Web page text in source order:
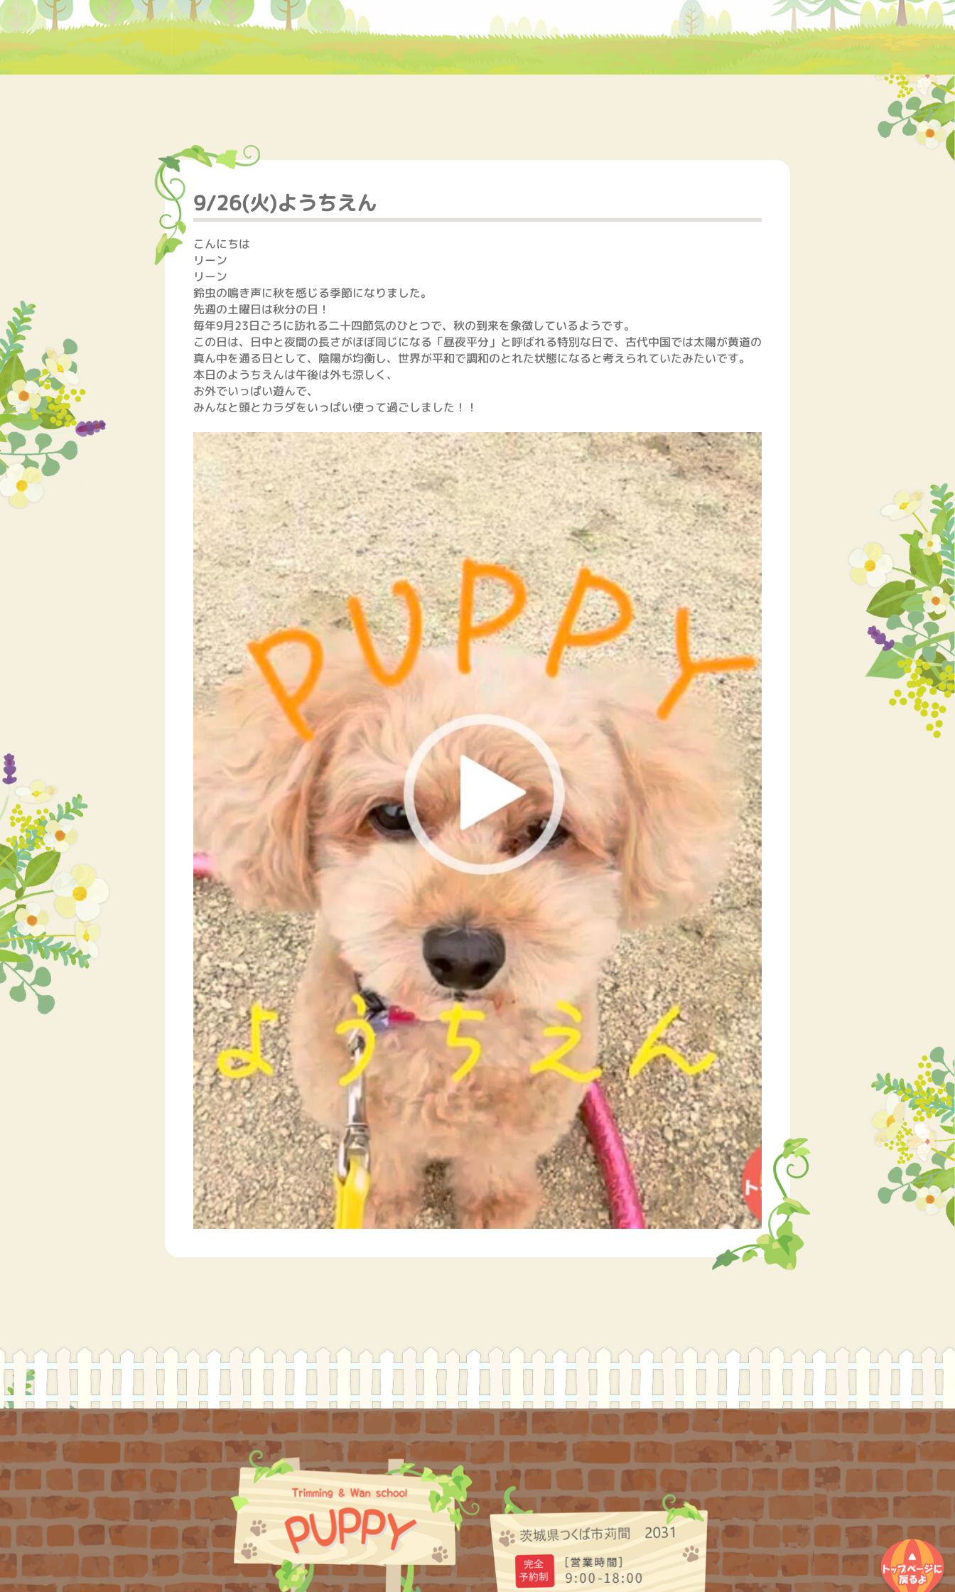
9/26(火)ようちえん
こんにちは
リーン
リーン
鈴虫の鳴き声に秋を感じる季節になりました。
先週の土曜日は秋分の日！
毎年9月23日ごろに訪れる二十四節気のひとつで、秋の到来を象徴しているようです。
この日は、日中と夜間の長さがほぼ同じになる「昼夜平分」と呼ばれる特別な日で、古代中国では太陽が黄道の
真ん中を通る日として、陰陽が均衡し、世界が平和で調和のとれた状態になると考えられていたみたいです。
本日のようちえんは午後は外も涼しく、
お外でいっぱい遊んで、
みんなと頭とカラダをいっぱい使って過ごしました！！